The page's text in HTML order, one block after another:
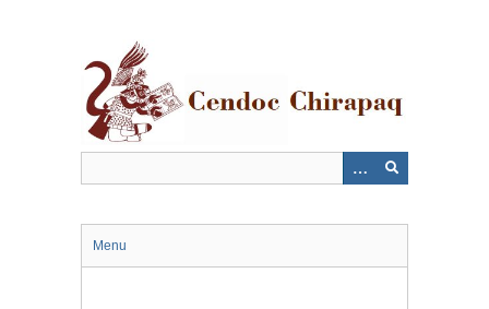
Menu